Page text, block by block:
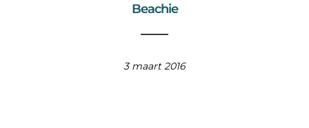
Beachie
3 maart 2016